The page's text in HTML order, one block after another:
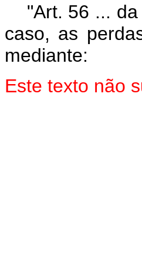
"Art. 56 ...
caso, as
mediante:
Este texto não